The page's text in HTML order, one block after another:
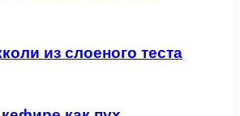
из слоеного теста